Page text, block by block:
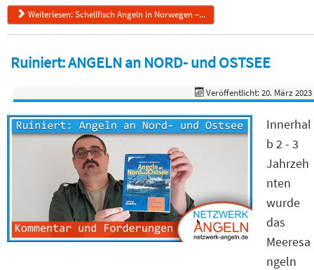
Weiterlesen: Schellfisch Angeln in Norwegen –...
Ruiniert: ANGELN an NORD- und OSTSEE
Veröffentlicht: 20. März 2023
Innerhal
b 2 - 3
Jahrzeh
nten
wurde
das
Meeresa
ngeln